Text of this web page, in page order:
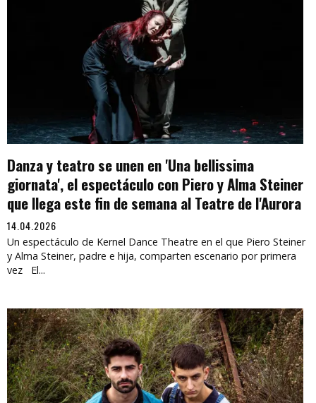
Danza y teatro se unen en 'Una bellissima
giornata', el espectáculo con Piero y Alma Steiner
que llega este fin de semana al Teatre de l'Aurora
14.04.2026
Un espectáculo de Kernel Dance Theatre en el que Piero Steiner
y Alma Steiner, padre e hija, comparten escenario por primera
vez El...